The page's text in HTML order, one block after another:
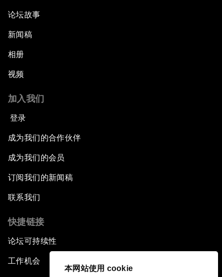
本网站使用 cookie
论坛故事
新闻稿
相册
视频
加入我们
登录
成为我们的合作伙伴
成为我们的会员
订阅我们的新闻稿
联系我们
快捷链接
论坛可持续性
工作机会